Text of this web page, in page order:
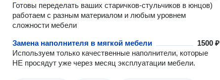
Готовы переделать ваших старичков-стульчиков в юнцов)
работаем с разным материалом и любым уровнем
сложности мебели
Замена наполнителя в мягкой мебели
1500 ₽
Используем только качественные наполнители, которые
НЕ просядут уже через месяц эксплуатации мебели.